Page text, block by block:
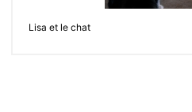
Lisa et le chat